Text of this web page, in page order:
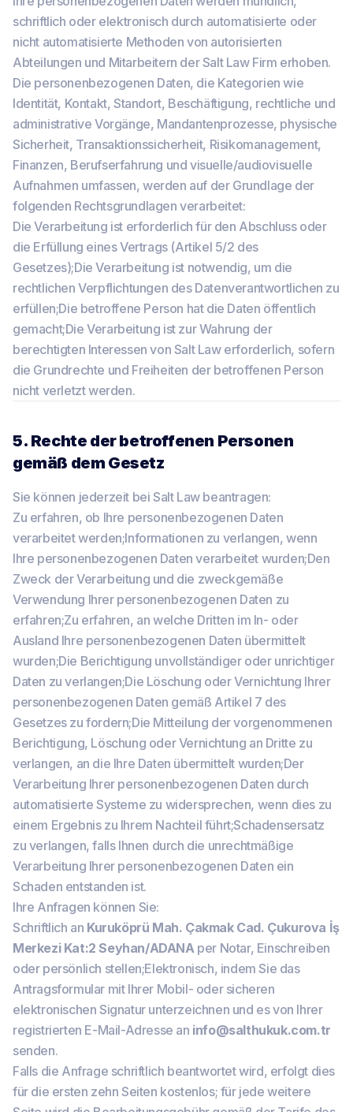
schriftlich oder elektronisch durch automatisierte oder
nicht automatisierte Methoden von autorisierten
Abteilungen und Mitarbeitern der Salt Law Firm erhoben.
Die personenbezogenen Daten, die Kategorien wie
Identität, Kontakt, Standort, Beschäftigung, rechtliche und
administrative Vorgänge, Mandantenprozesse, physische
Sicherheit, Transaktionssicherheit, Risikomanagement,
Finanzen, Berufserfahrung und visuelle/audiovisuelle
Aufnahmen umfassen, werden auf der Grundlage der
folgenden Rechtsgrundlagen verarbeitet:
Die Verarbeitung ist erforderlich für den Abschluss oder
die Erfüllung eines Vertrags (Artikel 5/2 des
Gesetzes);Die Verarbeitung ist notwendig, um die
rechtlichen Verpflichtungen des Datenverantwortlichen zu
erfüllen;Die betroffene Person hat die Daten öffentlich
gemacht;Die Verarbeitung ist zur Wahrung der
berechtigten Interessen von Salt Law erforderlich, sofern
die Grundrechte und Freiheiten der betroffenen Person
nicht verletzt werden.
5. Rechte der betroffenen Personen
gemäß dem Gesetz
Sie können jederzeit bei Salt Law beantragen:
Zu erfahren, ob Ihre personenbezogenen Daten
verarbeitet werden;Informationen zu verlangen, wenn
Ihre personenbezogenen Daten verarbeitet wurden;Den
Zweck der Verarbeitung und die zweckgemäße
Verwendung Ihrer personenbezogenen Daten zu
erfahren;Zu erfahren, an welche Dritten im In- oder
Ausland Ihre personenbezogenen Daten übermittelt
wurden;Die Berichtigung unvollständiger oder unrichtiger
Daten zu verlangen;Die Löschung oder Vernichtung Ihrer
personenbezogenen Daten gemäß Artikel 7 des
Gesetzes zu fordern;Die Mitteilung der vorgenommenen
Berichtigung, Löschung oder Vernichtung an Dritte zu
verlangen, an die Ihre Daten übermittelt wurden;Der
Verarbeitung Ihrer personenbezogenen Daten durch
automatisierte Systeme zu widersprechen, wenn dies zu
einem Ergebnis zu Ihrem Nachteil führt;Schadensersatz
zu verlangen, falls Ihnen durch die unrechtmäßige
Verarbeitung Ihrer personenbezogenen Daten ein
Schaden entstanden ist.
Ihre Anfragen können Sie:
Schriftlich an Kuruköprü Mah. Çakmak Cad. Çukurova İş
Merkezi Kat:2 Seyhan/ADANAper Notar, Einschreiben
oder persönlich stellen;Elektronisch, indem Sie das
Antragsformular mit Ihrer Mobil- oder sicheren
elektronischen Signatur unterzeichnen und es von Ihrer
registrierten E-Mail-Adresse an info@salthukuk.com.tr
senden.
Falls die Anfrage schriftlich beantwortet wird, erfolgt dies
für die ersten zehn Seiten kostenlos; für jede weitere